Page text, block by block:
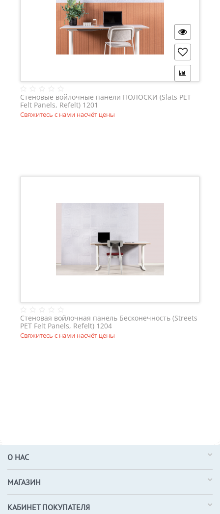
Стеновые войлочные панели ПОЛОСКИ (Slats PET
Felt Panels, Refelt) 1201
Свяжитесь с нами насчёт цены
Стеновая войлочная панель Бесконечность (Streets
PET Felt Panels, Refelt) 1204
Свяжитесь с нами насчёт цены
О НАС
МАГАЗИН
КАБИНЕТ ПОКУПАТЕЛЯ